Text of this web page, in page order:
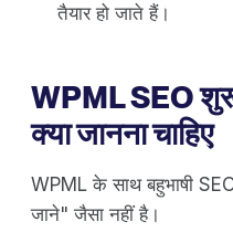
तैयार हो जाते हैं।
WPML SEO
क्या जानना चाहिए
WPML के साथ बहुभाषी
जाने" जैसा नहीं है।